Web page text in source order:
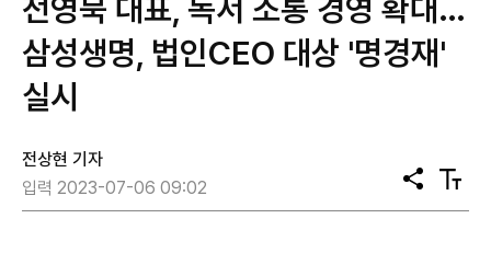
전영묵 대표, 독서 소통 경영 확대…
삼성생명, 법인CEO 대상 '명경재'
실시
전상현 기자
입력 2023-07-06 09:02
공
유
텍
스